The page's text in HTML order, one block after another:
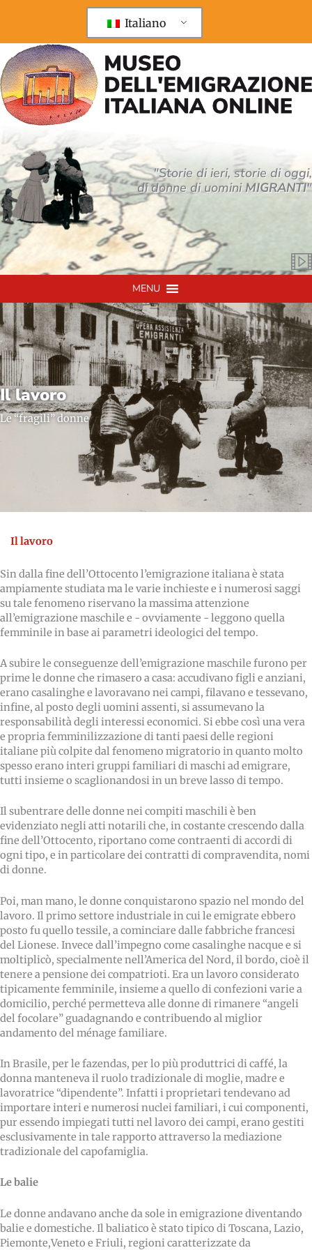
Italiano
"Storie di ieri, storie di oggi,
di donne di uominiMIGRANTI"
MENU
Il lavoro
Le “fragili” donne
Sin dalla fine dell’Ottocento l’emigrazione italiana è stata
ampiamente studiata ma le varie inchieste e i numerosi saggi
su tale fenomeno riservano la massima attenzione
all’emigrazione maschile e - ovviamente - leggono quella
femminile in base ai parametri ideologici del tempo.
A subire le conseguenze dell’emigrazione maschile furono per
prime le donne che rimasero a casa: accudivano figli e anziani,
erano casalinghe e lavoravano nei campi, filavano e tessevano,
infine, al posto degli uomini assenti, si assumevano la
responsabilità degli interessi economici. Si ebbe così una vera
e propria femminilizzazione di tanti paesi delle regioni
italiane più colpite dal fenomeno migratorio in quanto molto
spesso erano interi gruppi familiari di maschi ad emigrare,
tutti insieme o scaglionandosi in un breve lasso di tempo.
Il subentrare delle donne nei compiti maschili è ben
evidenziato negli atti notarili che, in costante crescendo dalla
fine dell’Ottocento, riportano come contraenti di accordi di
ogni tipo, e in particolare dei contratti di compravendita, nomi
di donne.
Poi, man mano, le donne conquistarono spazio nel mondo del
lavoro. Il primo settore industriale in cui le emigrate ebbero
posto fu quello tessile, a cominciare dalle fabbriche francesi
del Lionese. Invece dall’impegno come casalinghe nacque e si
moltiplicò, specialmente nell’America del Nord, il bordo, cioè il
tenere a pensione dei compatrioti. Era un lavoro considerato
tipicamente femminile, insieme a quello di confezioni varie a
domicilio, perché permetteva alle donne di rimanere “angeli
del focolare” guadagnando e contribuendo al miglior
andamento del ménage familiare.
In Brasile, per le fazendas, per lo più produttrici di caffé, la
donna manteneva il ruolo tradizionale di moglie, madre e
lavoratrice “dipendente”. Infatti i proprietari tendevano ad
importare interi e numerosi nuclei familiari, i cui componenti,
pur essendo impiegati tutti nel lavoro dei campi, erano gestiti
esclusivamente in tale rapporto attraverso la mediazione
tradizionale del capofamiglia.
Le balie
Le donne andavano anche da sole in emigrazione diventando
balie e domestiche. Il baliatico è stato tipico di Toscana, Lazio,
Piemonte,Veneto e Friuli, regioni caratterizzate da
Il lavoro